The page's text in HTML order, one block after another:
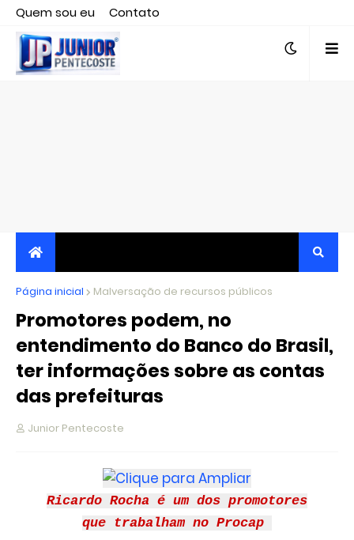
Quem sou eu
Contato
Editor responsável, jornalista Clovis Almeida.
JORNALISMO INDEPENDENTE, TRANSPARENTE E
CRÍTICO
Página inicial Malversação de recursos públicos
Promotores podem, no
entendimento do Banco do Brasil,
ter informações sobre as contas
das prefeituras
Junior Pentecoste
Ricardo Rocha é um dos promotores
que trabalham no Procap